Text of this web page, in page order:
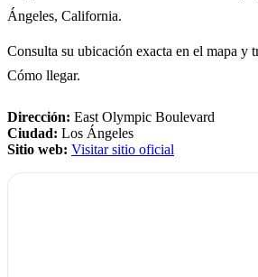
Ángeles, California.
Consulta su ubicación exacta en el mapa y
Cómo llegar.
Dirección: East Olympic Boulevard
Ciudad: Los Ángeles
Sitio web: Visitar sitio oficial